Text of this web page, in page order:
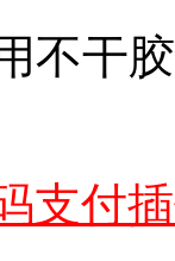
不干
支付